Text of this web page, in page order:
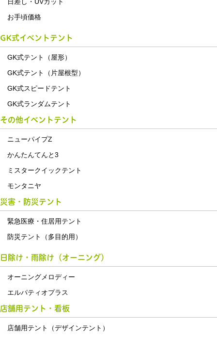
お手頃価格
GK式イベントテント
GK式テント（屋形）
GK式テント（片屋根型）
GK式スピードテント
GK式ランダムテント
その他イベントテント
ニューパイプZ
かんたんてんと3
ミスタークイックテント
モンタニヤ
災害・防災テント
緊急医療・住居用テント
防災テント（多目的用）
日除け・雨除け（オーニング）
オーニングメロディー
エルパティオプラス
店舗用テント・看板
店舗用テント（デザインテント）